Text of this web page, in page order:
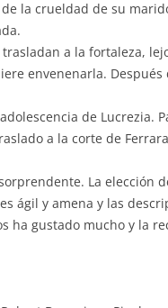
la crueldad de su
trasladan a la fortaleza,
envenenarla.
de Lucrezia.
a la corte de
La elección
ágil y amena y las
ha gustado mucho y la